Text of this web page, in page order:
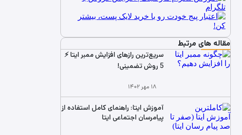
مقاله های مرتبط
سریع‌ترین رازهای افزایش ممبر ایتا ⚡
5 روش تضمینی!
۱۸ مهر ۱۴۰۲
آموزش ایتا: راهنمای کامل استفاده از
پیامرسان اجتماعی ایتا